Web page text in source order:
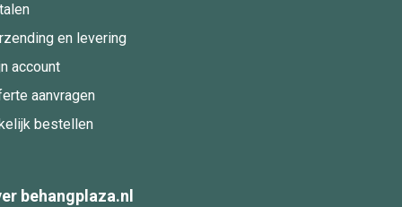
en levering
account
aanvragen
bestellen
behangplaza.nl